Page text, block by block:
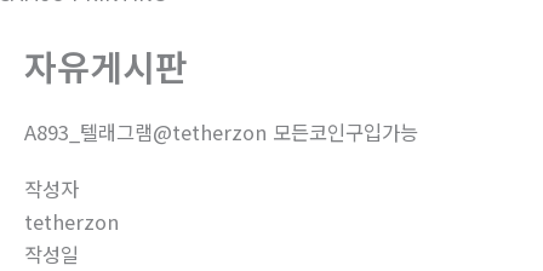
건
자유게시판
A893_텔래그램@tetherzon 모든코인구입가능
작성자
tetherzon
작성일